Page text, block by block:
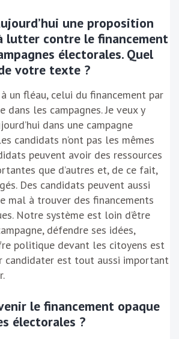
une proposition
lutter contre le financement
électorales. Quel
votre texte ?
un fléau, celui du financement par
dans les campagnes. Je veux y
dans une campagne
candidats n’ont pas les mêmes
peuvent avoir des ressources
que d’autres et, de ce fait,
Des candidats peuvent aussi
mal à trouver des financements
Notre système est loin d’être
défendre ses idées,
politique devant les citoyens est
candidater est tout aussi important
le financement opaque
électorales ?